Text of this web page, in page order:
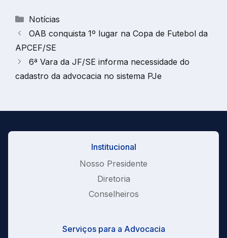
Categorias
Notícias
OAB conquista 1º lugar na Copa de Futebol da
APCEF/SE
6ª Vara da JF/SE informa necessidade do
cadastro da advocacia no sistema PJe
Institucional
Nosso Presidente
Diretoria
Conselheiros
Serviços para a Advocacia